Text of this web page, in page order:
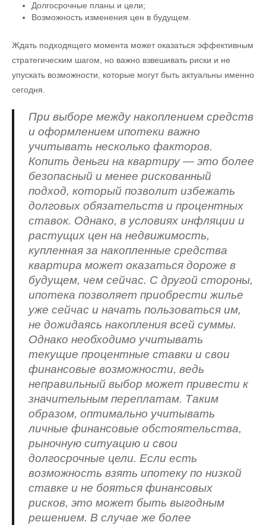
Долгосрочные планы и цели;
Возможность изменения цен в будущем.
Ждать подходящего момента может оказаться эффективным
стратегическим шагом, но важно взвешивать риски и не
упускать возможности, которые могут быть актуальны именно
сегодня.
При выборе между накоплением средств
и оформлением ипотеки важно
учитывать несколько факторов.
Копить деньги на квартиру — это более
безопасный и менее рискованный
подход, который позволит избежать
долговых обязательств и процентных
ставок. Однако, в условиях инфляции и
растущих цен на недвижимость,
купленная за накопленные средства
квартира может оказаться дороже в
будущем, чем сейчас. С другой стороны,
ипотека позволяет приобрести жилье
уже сейчас и начать пользоваться им,
не дожидаясь накопления всей суммы.
Однако необходимо учитывать
текущие процентные ставки и свои
финансовые возможности, ведь
неправильный выбор может привести к
значительным переплатам. Таким
образом, оптимально учитывать
личные финансовые обстоятельства,
рыночную ситуацию и свои
долгосрочные цели. Если есть
возможность взять ипотеку по низкой
ставке и не бояться финансовых
рисков, это может быть выгодным
решением. В случае же более